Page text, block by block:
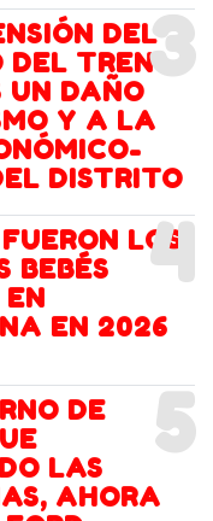
3
DEL
DEL TREN
UN DAÑO
Y A LA
DISTRITO
4
LOS
BEBÉS
EN 2026
5
DE
LAS
AHORA